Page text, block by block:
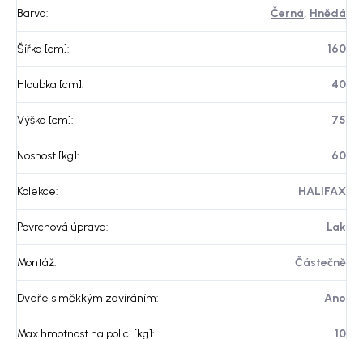
Barva: Černá, Hnědá
Šířka [cm]: 160
Hloubka [cm]: 40
Výška [cm]: 75
Nosnost [kg]: 60
Kolekce: HALIFAX
Povrchová úprava: Lak
Montáž: Částečně
Dveře s měkkým zavíráním: Ano
Max hmotnost na polici [kg]: 10